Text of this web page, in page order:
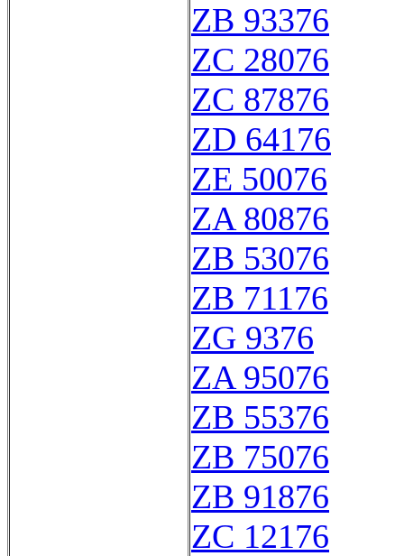
ZB 93376
ZC 28076
ZC 87876
ZD 64176
ZE 50076
ZA 80876
ZB 53076
ZB 71176
ZG 9376
ZA 95076
ZB 55376
ZB 75076
ZB 91876
ZC 12176